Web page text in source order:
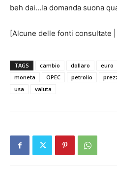
beh dai…la domanda suona
[Alcune delle fonti consultate |
TAGS cambio dollaro euro
moneta
OPEC petrolio
usa
valuta